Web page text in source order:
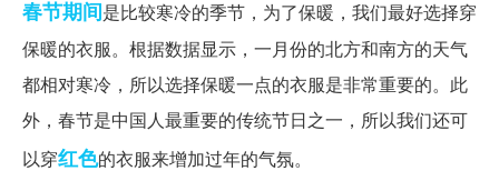
春节期间是比较寒冷的季节，为了保暖，我们最好选择穿
保暖的衣服。根据数据显示，一月份的北方和南方的天气
都相对寒冷，所以选择保暖一点的衣服是非常重要的。此
外，春节是中国人最重要的传统节日之一，所以我们还可
以穿红色的衣服来增加过年的气氛。